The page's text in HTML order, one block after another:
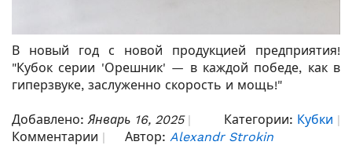
В новый год с новой продукцией предприятия!
"Кубок серии 'Орешник' — в каждой победе, как в
гиперзвуке, заслуженно скорость и мощь!"
Добавлено: Январь 16, 2025 Категории: Кубки
Комментарии
Автор: Alexandr Strokin